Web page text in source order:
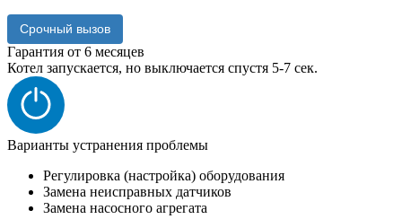
Срочный вызов
Гарантия от 6 месяцев
Котел запускается, но выключается спустя 5-7 сек.
Варианты устранения проблемы
Регулировка (настройка) оборудования
Замена неисправных датчиков
Замена насосного агрегата